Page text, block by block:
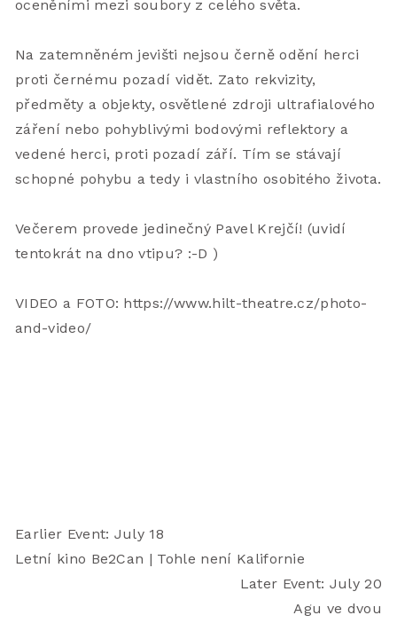
oceněními mezi soubory z celého světa.
Na zatemněném jevišti nejsou černě odění herci
proti černému pozadí vidět. Zato rekvizity,
předměty a objekty, osvětlené zdroji ultrafialového
záření nebo pohyblivými bodovými reflektory a
vedené herci, proti pozadí září. Tím se stávají
schopné pohybu a tedy i vlastního osobitého života.
Večerem provede jedinečný Pavel Krejčí! (uvidí
tentokrát na dno vtipu? :-D )
VIDEO a FOTO: https://www.hilt-theatre.cz/photo-
and-video/
Earlier Event: July 18
Letní kino Be2Can | Tohle není Kalifornie
Later Event: July 20
Agu ve dvou